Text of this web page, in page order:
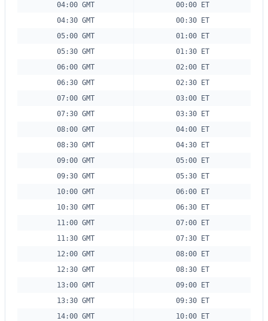
04:00 GMT
00:00 ET
04:30 GMT
00:30 ET
05:00 GMT
01:00 ET
05:30 GMT
01:30 ET
06:00 GMT
02:00 ET
06:30 GMT
02:30 ET
07:00 GMT
03:00 ET
07:30 GMT
03:30 ET
08:00 GMT
04:00 ET
08:30 GMT
04:30 ET
09:00 GMT
05:00 ET
09:30 GMT
05:30 ET
10:00 GMT
06:00 ET
10:30 GMT
06:30 ET
11:00 GMT
07:00 ET
11:30 GMT
07:30 ET
12:00 GMT
08:00 ET
12:30 GMT
08:30 ET
13:00 GMT
09:00 ET
13:30 GMT
09:30 ET
14:00 GMT
10:00 ET